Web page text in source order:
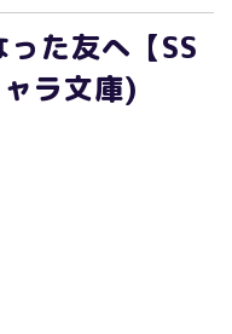
た友へ【SS
ラ文庫)